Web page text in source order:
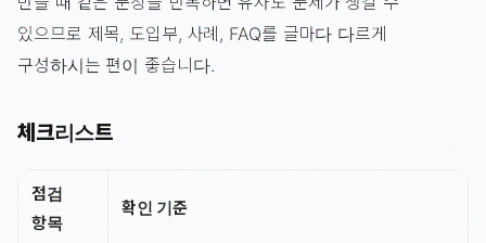
있으므로 제목, 도입부, 사례, FAQ를 글마다 다르게
구성하시는 편이 좋습니다.
체크리스트
점검
항목
확인 기준